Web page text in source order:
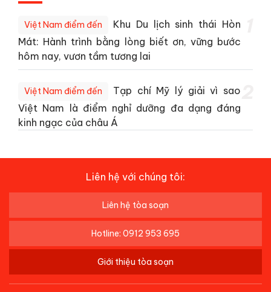
Việt Nam điểm đến
Khu Du lịch sinh thái Hòn
Mát: Hành trình bằng lòng biết ơn, vững bước
hôm nay, vươn tầm tương lai
Việt Nam điểm đến
Tạp chí Mỹ lý giải vì sao
Việt Nam là điểm nghỉ dưỡng đa dạng đáng
kinh ngạc của châu Á
Liên hệ với chúng tôi:
Liên hệ tòa soạn
Hotline: 0912 953 695
Giới thiệu tòa soạn